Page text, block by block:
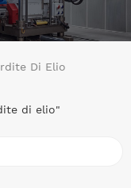
Di Elio
di elio"